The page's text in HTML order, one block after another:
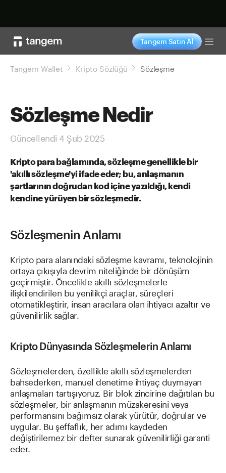
Tangem Satın Al
Tangem Wallet Kripto Sözlüğü Sözleşme
Sözleşme Nedir
Güncellendi 4 Şub 2025
Kripto para bağlamında, sözleşme genellikle bir
'akıllı sözleşme'yi ifade eder; bu, anlaşmanın
şartlarının doğrudan kod içine yazıldığı, kendi
kendine yürüyen bir sözleşmedir.
Sözleşmenin Anlamı
Kripto para alanındaki sözleşme kavramı, teknolojinin
ortaya çıkışıyla devrim niteliğinde bir dönüşüm
geçirmiştir. Öncelikle akıllı sözleşmelerle
ilişkilendirilen bu yenilikçi araçlar, süreçleri
otomatikleştirir, insan aracılara olan ihtiyacı azaltır ve
güvenilirlik sağlar.
Kripto Dünyasında Sözleşmelerin Anlamı
Sözleşmelerden, özellikle akıllı sözleşmelerden
bahsederken, manuel denetime ihtiyaç duymayan
anlaşmaları tartışıyoruz. Bir blok zincirine dağıtılan bu
sözleşmeler, bir anlaşmanın müzakeresini veya
performansını bağımsız olarak yürütür, doğrular ve
uygular. Bu şeffaflık, her adımı kaydeden
değiştirilemez bir defter sunarak güvenilirliği garanti
eder.